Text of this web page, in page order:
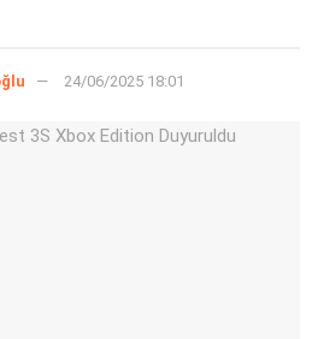
24/06/2025 18:01